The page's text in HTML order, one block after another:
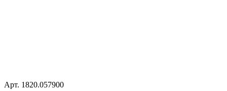
Арт. 1820.057900